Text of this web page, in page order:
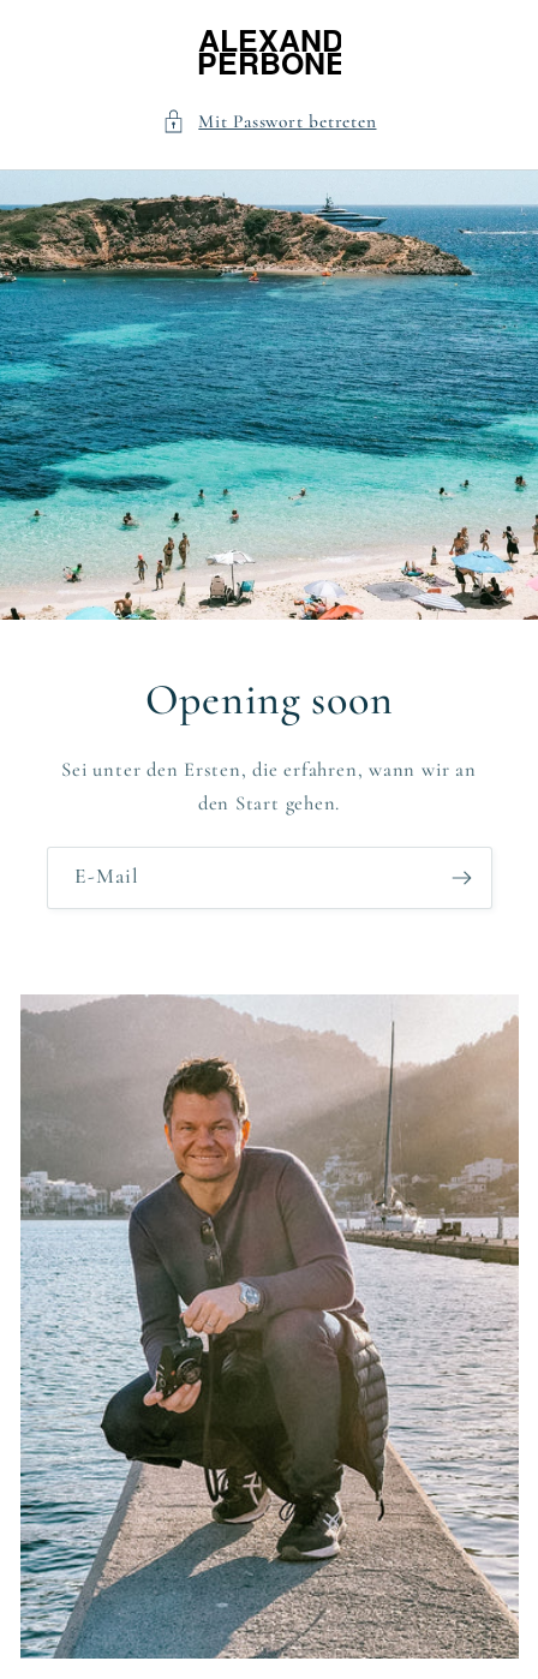
Mit Passwort betreten
Opening soon
Sei unter den Ersten, die erfahren, wann wir an
den Start gehen.
E-Mail